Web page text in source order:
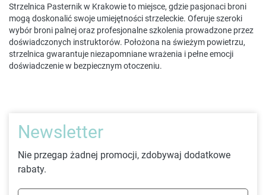
Strzelnica Pasternik w Krakowie to miejsce, gdzie pasjonaci broni
mogą doskonalić swoje umiejętności strzeleckie. Oferuje szeroki
wybór broni palnej oraz profesjonalne szkolenia prowadzone przez
doświadczonych instruktorów. Położona na świeżym powietrzu,
strzelnica gwarantuje niezapomniane wrażenia i pełne emocji
doświadczenie w bezpiecznym otoczeniu.
Newsletter
Nie przegap żadnej promocji, zdobywaj dodatkowe
rabaty.